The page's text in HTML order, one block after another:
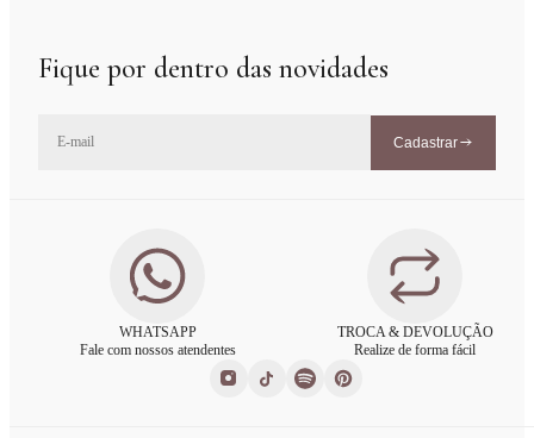
Fique por dentro das novidades
Cadastrar
WHATSAPP
Fale com nossos atendentes
TROCA & DEVOLUÇÃO
Realize de forma fácil